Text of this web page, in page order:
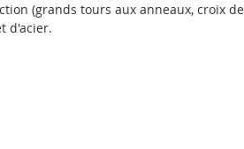
(grands tours aux anneaux, croix
d'acier.